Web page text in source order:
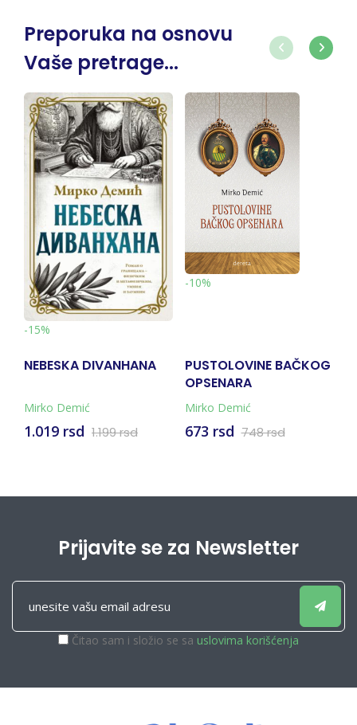
Preporuka na osnovu
Vaše pretrage...
-15%
NEBESKA DIVANHANA
Mirko Demić
1.019 rsd 1.199 rsd
-10%
PUSTOLOVINE BAČKOG
OPSENARA
Mirko Demić
673 rsd 748 rsd
Prijavite se za Newsletter
Čitao sam i složio se sa uslovima korišćenja